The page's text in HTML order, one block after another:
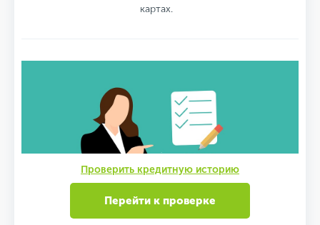
картах.
Проверить кредитную историю
Перейти к проверке